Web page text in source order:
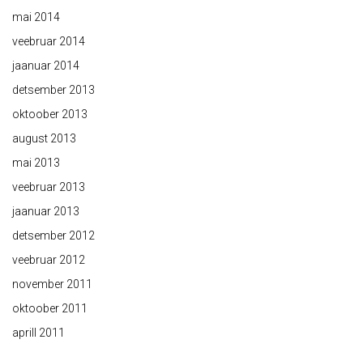
mai 2014
veebruar 2014
jaanuar 2014
detsember 2013
oktoober 2013
august 2013
mai 2013
veebruar 2013
jaanuar 2013
detsember 2012
veebruar 2012
november 2011
oktoober 2011
aprill 2011